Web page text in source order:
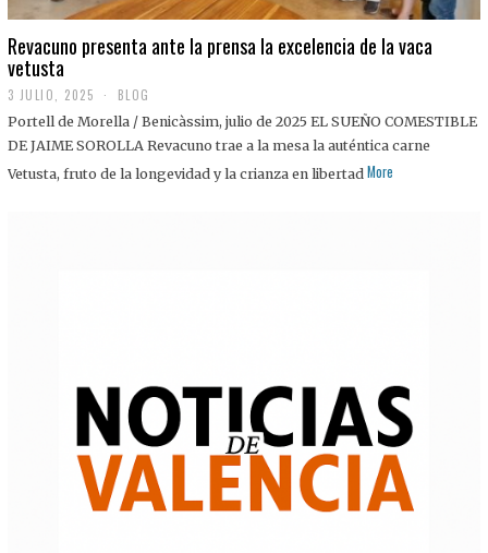
Revacuno presenta ante la prensa la excelencia de la vaca
vetusta
3 JULIO, 2025
J
U
I
BLOG
Portell de Morella / Benicàssim, julio de 2025 EL SUEÑO COMESTIBLE
DE JAIME SOROLLA Revacuno trae a la mesa la auténtica carne
Vetusta, fruto de la longevidad y la crianza en libertad More